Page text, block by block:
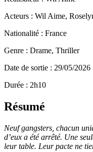
Acteurs : Wil Aime,
Nationalité : France
Genre : Drame, Thriller
Date de sortie : 29/05/2026
Durée : 2h10
Résumé
Neuf gangsters, chacun
d’eux a été arrêté. Une
leur table. Leur pacte ne